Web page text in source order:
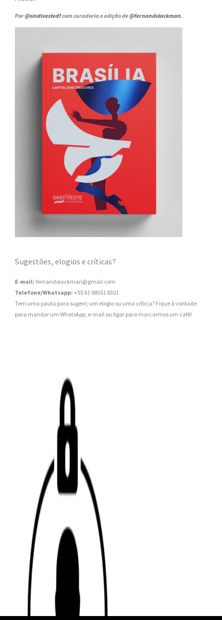
Por@sindivestedfcom curadoria e edição de@fernandolackman.
Sugestões, elogios e críticas?
E-mail: fernandolackman@gmail.com
Telefone/Whatsapp: +55 61 98551 8301
Tem uma pauta para sugerir, um elogio ou uma crítica? Fique à vontade
para mandar um WhatsApp, e-mail ou ligar para marcarmos um café!